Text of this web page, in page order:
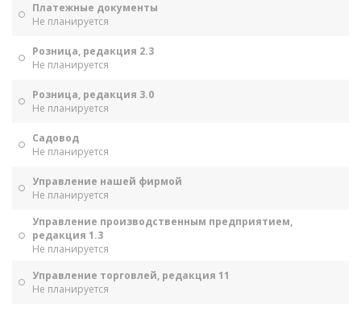
Платежные документы
Не планируется
Розница, редакция 2.3
Не планируется
Розница, редакция 3.0
Не планируется
Садовод
Не планируется
Управление нашей фирмой
Не планируется
Управление производственным предприятием,
редакция 1.3
Не планируется
Управление торговлей, редакция 11
Не планируется